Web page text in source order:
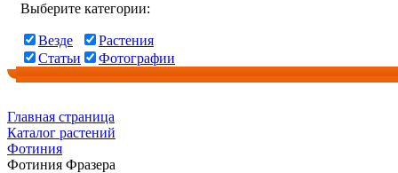
Выберите категории:
Везде
Растения
Статьи
Фотографии
Главная страница
Каталог растений
Фотиния
Фотиния Фразера